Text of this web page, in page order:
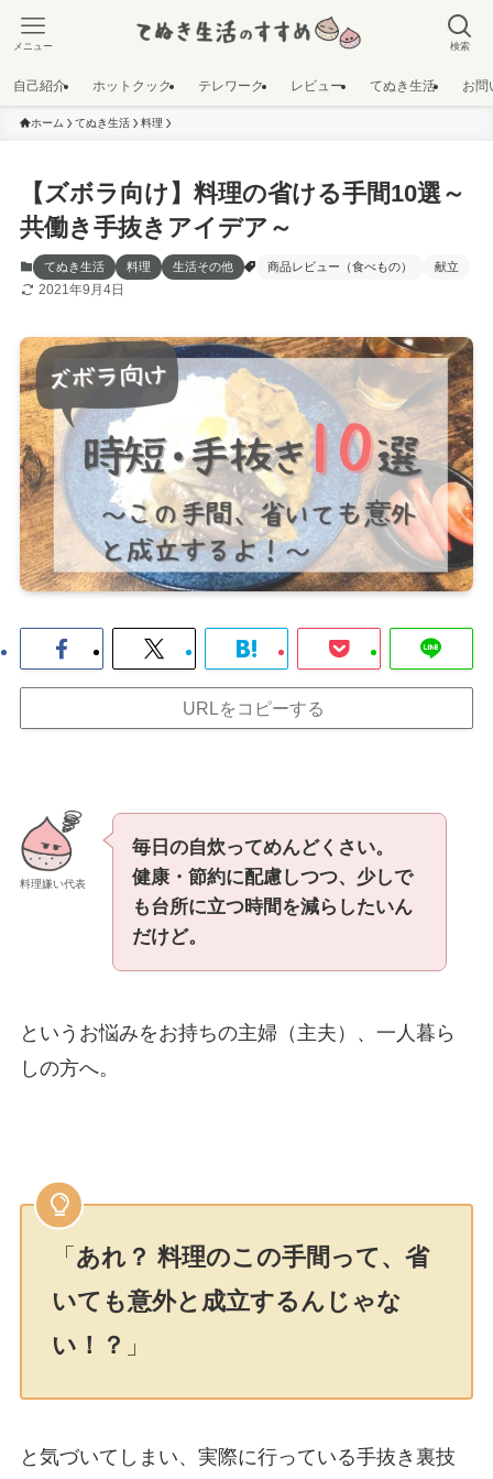
検索
メニュー
自己紹介 ホットクック テレワーク レビュー てぬき生活 お問
ホーム てぬき生活 料理
【ズボラ向け】料理の省ける手間10選～
共働き手抜きアイデア～
てぬき生活 料理 生活その他 商品レビュー（食べもの） 献立
2021年9月4日
URLをコピーする
料理嫌い代表
毎日の自炊ってめんどくさい。
健康・節約に配慮しつつ、少しで
も台所に立つ時間を減らしたいん
だけど。
というお悩みをお持ちの主婦（主夫）、一人暮ら
しの方へ。
「 あれ？ 料理のこの手間って、省
いても意外と成立するんじゃな
い！？ 」
と気づいてしまい、実際に行っている手抜き裏技